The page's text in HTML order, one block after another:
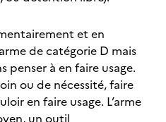
et en
de catégorie D mais
penser à en faire usage.
ou de nécessité, faire
en faire usage. L’arme
un outil